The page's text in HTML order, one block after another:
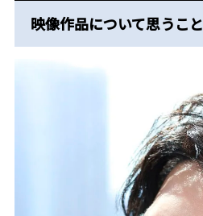
映像作品について思うこと